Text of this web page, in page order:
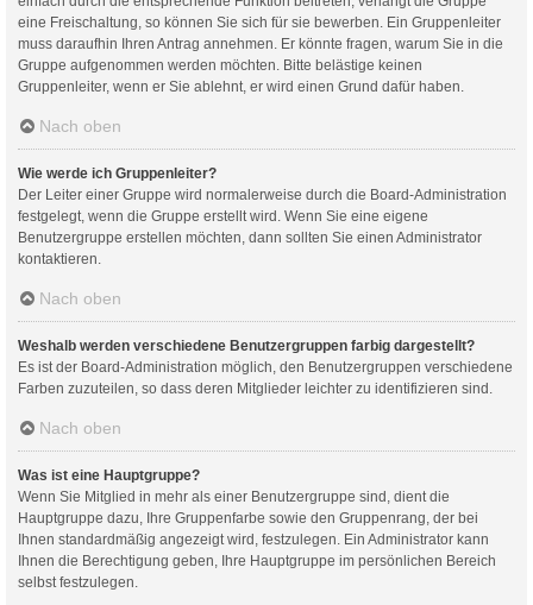
eine Freischaltung, so können Sie sich für sie bewerben. Ein Gruppenleiter
muss daraufhin Ihren Antrag annehmen. Er könnte fragen, warum Sie in die
Gruppe aufgenommen werden möchten. Bitte belästige keinen
Gruppenleiter, wenn er Sie ablehnt, er wird einen Grund dafür haben.
Nach oben
Wie werde ich Gruppenleiter?
Der Leiter einer Gruppe wird normalerweise durch die Board-Administration
festgelegt, wenn die Gruppe erstellt wird. Wenn Sie eine eigene
Benutzergruppe erstellen möchten, dann sollten Sie einen Administrator
kontaktieren.
Nach oben
Weshalb werden verschiedene Benutzergruppen farbig dargestellt?
Es ist der Board-Administration möglich, den Benutzergruppen verschiedene
Farben zuzuteilen, so dass deren Mitglieder leichter zu identifizieren sind.
Nach oben
Was ist eine Hauptgruppe?
Wenn Sie Mitglied in mehr als einer Benutzergruppe sind, dient die
Hauptgruppe dazu, Ihre Gruppenfarbe sowie den Gruppenrang, der bei
Ihnen standardmäßig angezeigt wird, festzulegen. Ein Administrator kann
Ihnen die Berechtigung geben, Ihre Hauptgruppe im persönlichen Bereich
selbst festzulegen.